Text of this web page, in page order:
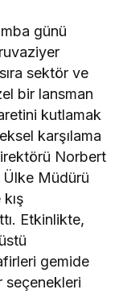
günü
sektör ve
bir lansman
kutlamak
karşılama
Norbert
Ülke Müdürü
kış
Etkinlikte,
gemide
seçenekleri